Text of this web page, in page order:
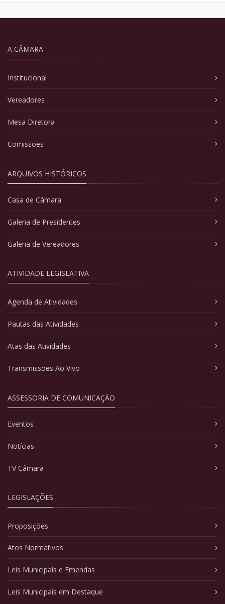
A CÂMARA
Institucional
Vereadores
Mesa Diretora
Comissões
ARQUIVOS HISTÓRICOS
Casa de Câmara
Galeria de Presidentes
Galeria de Vereadores
ATIVIDADE LEGISLATIVA
Agenda de Atividades
Pautas das Atividades
Atas das Atividades
Transmissões Ao Vivo
ASSESSORIA DE COMUNICAÇÃO
Eventos
Notícias
TV Câmara
LEGISLAÇÕES
Proposições
Atos Normativos
Leis Municipais e Emendas
Leis Municipais em Destaque